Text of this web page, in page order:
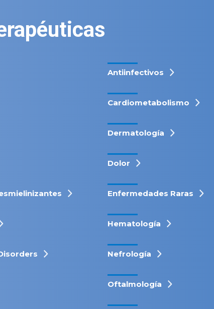
Antiinfectivos
Cardiometabolismo
Dermatología
Dolor
Enfermedades Raras
Hematología
Nefrología
Oftalmología